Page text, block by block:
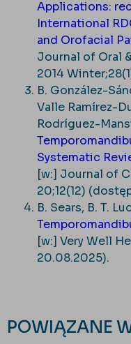
Applications:
International
and Orofacial
Journal of Oral
2014
B. González-
Valle Ramírez-
Rodríguez-
Systematic
[w:] Journal of
20;12(12)
B. Sears, B. T.
[w:] Very Well
20.08.2025).
POWIĄZANE